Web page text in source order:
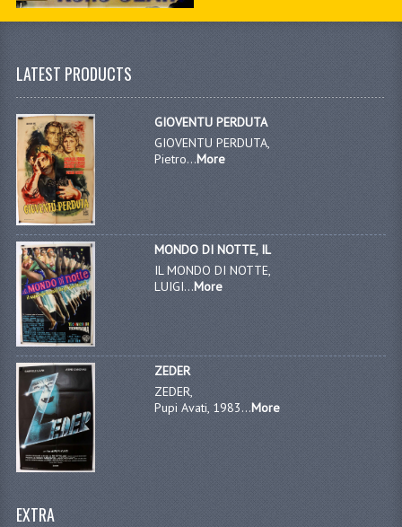
LATEST PRODUCTS
GIOVENTU PERDUTA
GIOVENTU PERDUTA,
Pietro...More
MONDO DI NOTTE, IL
IL MONDO DI NOTTE,
LUIGI...More
ZEDER
ZEDER,
Pupi Avati, 1983...More
EXTRA